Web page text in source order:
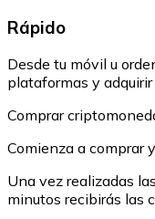
Rápido
Desde tu móvil u
plataformas y
Comprar
Comienza a comprar
Una vez realizadas
minutos recibirás las